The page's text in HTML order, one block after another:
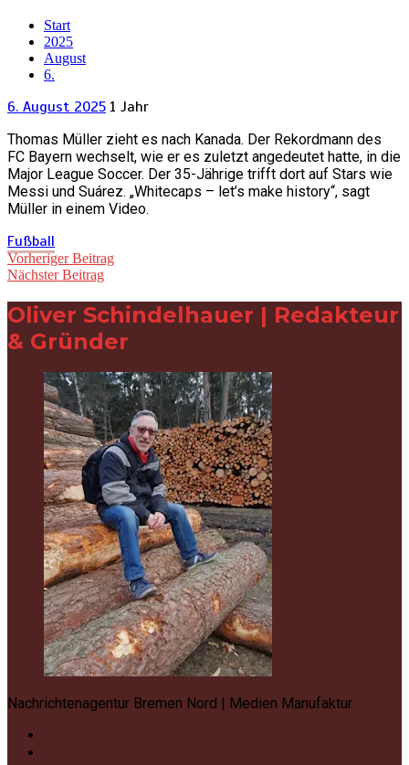
Start
2025
August
6.
6. August 2025 1 Jahr
Thomas Müller zieht es nach Kanada. Der Rekordmann des
FC Bayern wechselt, wie er es zuletzt angedeutet hatte, in die
Major League Soccer. Der 35-Jährige trifft dort auf Stars wie
Messi und Suárez. „Whitecaps – let’s make history“, sagt
Müller in einem Video.
Fußball
Beitragsnavigation
Vorheriger Beitrag
Nächster Beitrag
Oliver Schindelhauer | Redakteur
& Gründer
Nachrichtenagentur Bremen Nord | Medien Manufaktur